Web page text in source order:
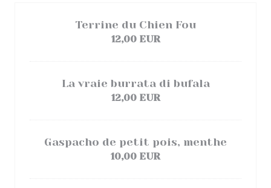
Terrine du Chien Fou
12,00 EUR
La vraie burrata di bufala
12,00 EUR
Gaspacho de petit pois, menthe
10,00 EUR